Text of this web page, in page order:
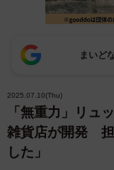
まいど
2025.07.10(Thu)
「無重力」リ
雑貨店が開発 担
した」